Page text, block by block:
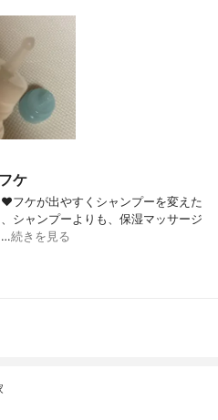
ケ
フケが出やすくシャンプーを変えた
シャンプーよりも、保湿マッサージ
…続きを見る